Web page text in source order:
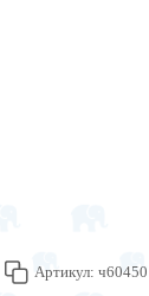
Артикул: ч60450